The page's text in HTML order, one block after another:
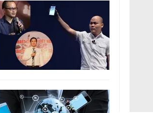
Sản phẩm
Thị trường
Tư vấn